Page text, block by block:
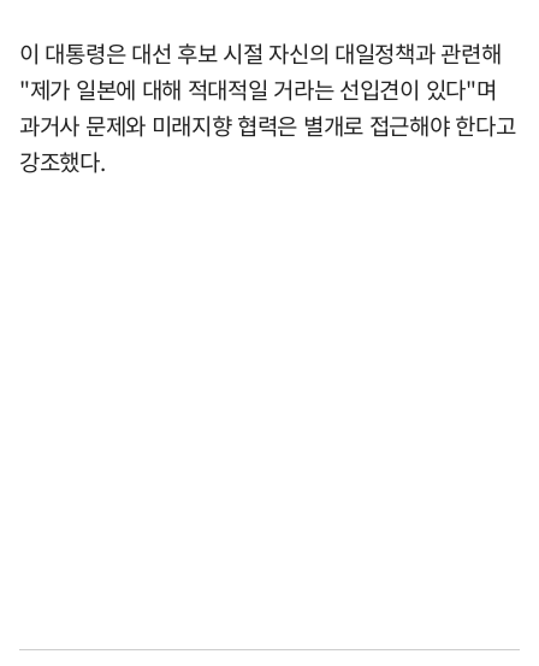
이 대통령은 대선 후보 시절 자신의 대일정책과 관련해
"제가 일본에 대해 적대적일 거라는 선입견이 있다"며
과거사 문제와 미래지향 협력은 별개로 접근해야 한다고
강조했다.